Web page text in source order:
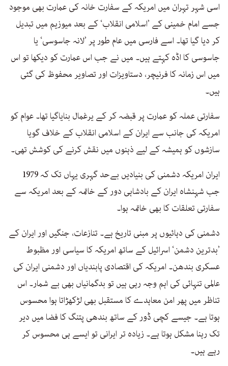
اسی شہر تہران میں امریکہ کے سفارت خانہ کی عمارت بھی موجود
جسے امام خمینی کے ’اسلامی انقلاب‘ کے بعد میوزیم میں تبدیل
کر دیا گیا تھا۔ اسے فارسی میں عام طور پر ’لانہ جاسوسی‘ یا
جاسوسی کا اڈہ کہتے ہیں۔ میں نے جب اس عمارت کو دیکھا تو اس
میں اس زمانہ کا فرنیچر، دستاویزات اور تصاویر محفوظ کی گئی
ہیں۔
سفارتی عملہ کو عمارت پر قبضہ کر کے یرغمال بنایاگیا تھا۔ عوام کو
امریکہ کی جانب سے ایران کے اسلامی انقلاب کے خلاف گویا
سازشوں کو ہمیشہ کے لیے ذہنوں میں نقش کرنے کی کوشش تھی۔
ایران امریکہ دشمنی کی بنیادیں بےحد گہری یہاں تک کہ 1979
جب شہنشاہ ایران کے بادشاہی دور کے خاتمہ کے بعد امریکہ سے
سفارتی تعلقات کا بھی خاتمہ ہوا۔
دشمنی کی دہائیوں پر مبنی تاریخ ہے۔ تنازعات، جنگیں اور ایران کے
’بدترین دشمن‘ اسرائیل کے ساتھ امریکہ کا سیاسی اور مظبوط
عسکری بندھن۔ امریکہ کی اقتصادی پابندیاں اور دشمنی ایران کی
عالمی تنہائی کی اہم وجہ رہی ہیں تو بدگمانیاں بھی بے شمار۔ اس
تناظر میں پھر امن معاہدے کا مستقبل بھی لڑکھڑاتا ہوا محسوس
ہوتا ہے۔ جیسے کچی ڈور کے ساتھ بندھی پتنگ کا فضا میں دیر
تک رہنا مشکل ہوتا ہے۔ زیادہ تر ایرانی تو ایسے ہی محسوس کر
رہے ہیں۔